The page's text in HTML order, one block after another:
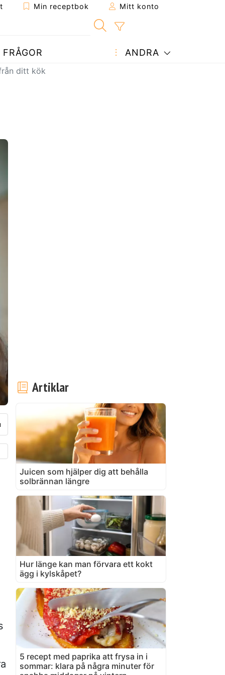
Min receptbok Mitt konto
FRÅGOR ANDRA
ditt kök
Artiklar
Juicen som hjälper dig att behålla
solbrännan längre
Hur länge kan man förvara ett kokt
ägg i kylskåpet?
5 recept med paprika att frysa in i
sommar: klara på några minuter för